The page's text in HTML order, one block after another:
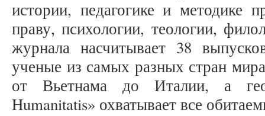
истории, педагогике и методике
праву, психологии, теологии,
журнала насчитывает 38
ученые из самых разных стран
от Вьетнама до Италии, а
Humanitatis» охватывает все